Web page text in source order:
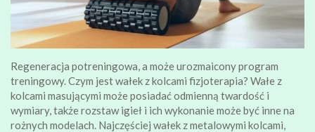
Regeneracja potreningowa, a może urozmaicony program
treningowy. Czym jest wałek z kolcami fizjoterapia? Wałe z
kolcami masującymi może posiadać odmienną twardość i
wymiary, także rozstaw igieł i ich wykonanie może być inne na
rożnych modelach. Najczęściej wałek z metalowymi kolcami,